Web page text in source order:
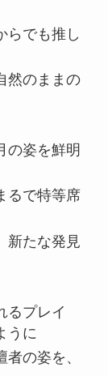
らでも推し
然のままの
の姿を鮮明
るで特等席
新たな発見
るプレイ
うに
の姿を、